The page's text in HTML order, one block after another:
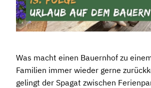
Was macht einen Bauernhof zu
Familien immer wieder gerne
gelingt der Spagat zwischen